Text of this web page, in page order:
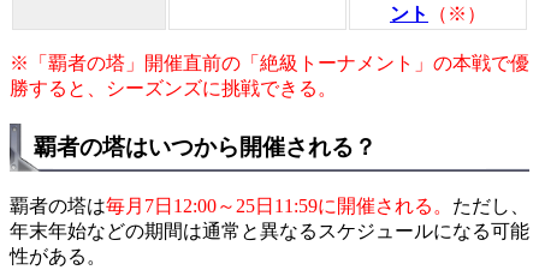
ント
（※）
※「覇者の塔」開催直前の「絶級トーナメント」の本戦で優
勝すると、シーズンズに挑戦できる。
覇者の塔はいつから開催される？
覇者の塔は毎月7日12:00～25日11:59に開催される。 ただし、
年末年始などの期間は通常と異なるスケジュールになる可能
性がある。